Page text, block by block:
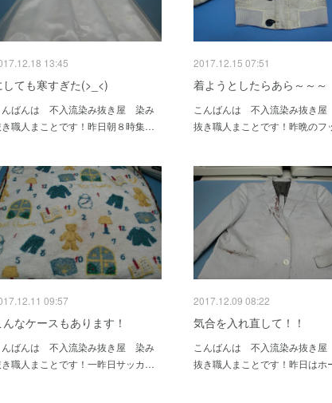
13:45
しても寒すぎた(>_<)
んばんは 不入流染み抜き屋 染み
職人まことです！昨日朝８時集…
2017.12.15 07:51
着ようとしたらあら～～～
こんばんは 不入流染み抜き
抜き職人まことです！昨晩の
09:57
んなケースもあります！
んばんは 不入流染み抜き屋 染み
職人まことです！一昨日サッカ…
2017.12.09 08:22
気合を入れ直して！！
こんばんは 不入流染み抜き
抜き職人まことです！昨日は